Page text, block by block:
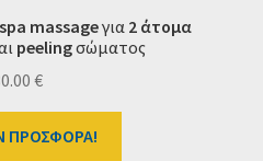
massageγια 2 άτομα
peelingσώματος
€
ΠΡΟΣΦΟΡΑ!